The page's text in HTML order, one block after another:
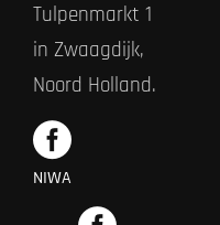
Tulpenmarkt 1
in Zwaagdijk,
Noord Holland.
NIWA